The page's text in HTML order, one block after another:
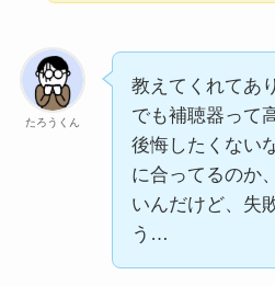
たろうくん
教えてくれてあ
でも補聴器って
後悔したくない
に合ってるのか
いんだけど、失
う…